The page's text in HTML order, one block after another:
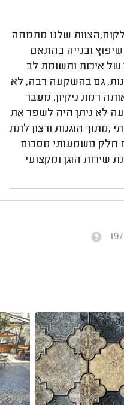
שלנו מתמחה
שיפוץ ובנייה בהתאם
של איכות ותשומת לב
גם בהשקעה רבה, לא
רמת ניקיון. מעבר
לא ניתן היה לשפר את
,מתוך הוגנות ורצון לתת
חלק משמעותי מסכום
שירות הוגן ומקצועי